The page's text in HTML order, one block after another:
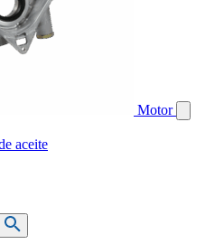
Motor
aceite